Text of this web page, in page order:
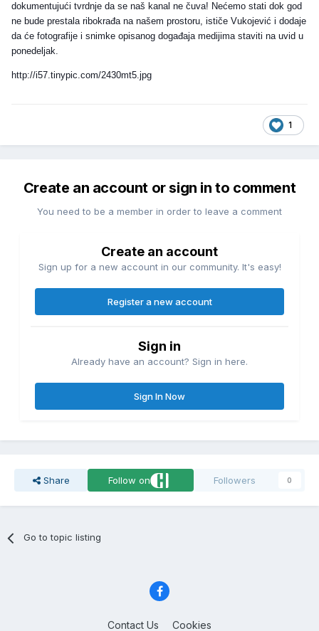
dokumentujući tvrdnje da se naš kanal ne čuva! Nećemo stati dok god
ne bude prestala ribokrađa na našem prostoru, ističe Vukojević i dodaje
da će fotografije i snimke opisanog događaja medijima staviti na uvid u
ponedeljak.
http://i57.tinypic.com/2430mt5.jpg
1
Create an account or sign in to comment
You need to be a member in order to leave a comment
Create an account
Sign up for a new account in our community. It's easy!
Register a new account
Sign in
Already have an account? Sign in here.
Sign In Now
Share Follow on Followers 0
Go to topic listing
Contact Us Cookies